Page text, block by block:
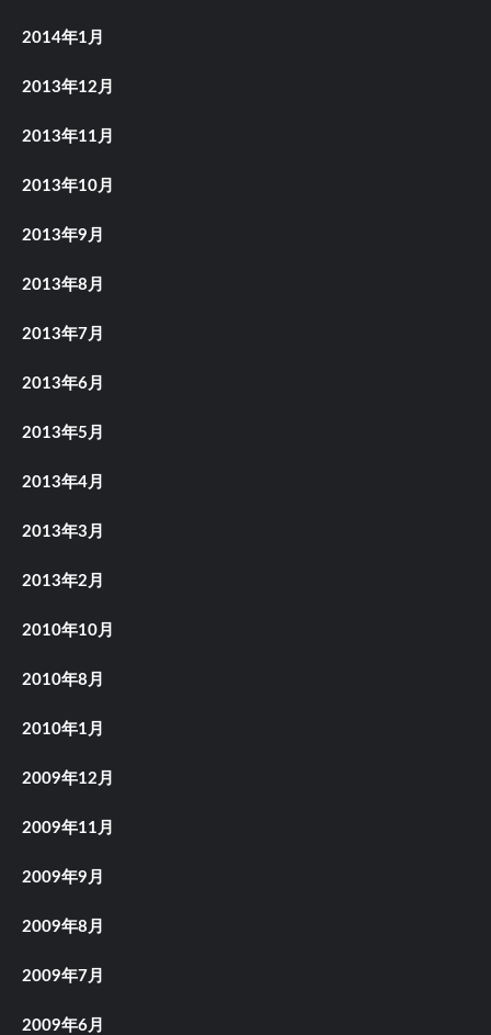
2014年1月
2013年12月
2013年11月
2013年10月
2013年9月
2013年8月
2013年7月
2013年6月
2013年5月
2013年4月
2013年3月
2013年2月
2010年10月
2010年8月
2010年1月
2009年12月
2009年11月
2009年9月
2009年8月
2009年7月
2009年6月